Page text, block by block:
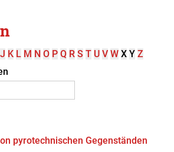
J K L M N O P Q R S T U V W X Y Z
pyrotechnischen Gegenständen